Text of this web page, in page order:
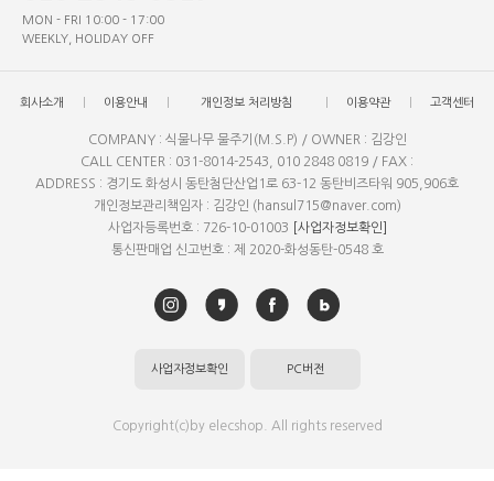
MON - FRI 10:00 - 17:00
WEEKLY, HOLIDAY OFF
회사소개 이용안내 개인정보 처리방침 이용약관 고객센터
COMPANY : 식물나무 물주기(M.S.P) / OWNER : 김강인
CALL CENTER : 031-8014-2543, 010 2848 0819 / FAX :
ADDRESS : 경기도 화성시 동탄첨단산업1로 63-12 동탄비즈타워 905,906호
개인정보관리책임자 : 김강인 (hansul715@naver.com)
사업자등록번호 : 726-10-01003
[사업자정보확인]
통신판매업 신고번호 : 제 2020-화성동탄-0548 호
사업자정보확인 PC버전
Copyright(c)by elecshop. All rights reserved